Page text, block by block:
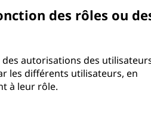
des rôles ou
autorisations des
les différents utilisateurs, en
à leur rôle.